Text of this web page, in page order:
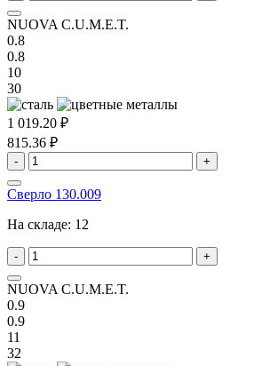
NUOVA C.U.M.E.T.
0.8
0.8
10
30
1 019.20 ₽
815.36 ₽
- +
Сверло 130.009
На складе: 12
- +
NUOVA C.U.M.E.T.
0.9
0.9
11
32